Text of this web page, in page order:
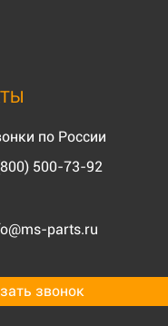
по России
500-73-92
parts.ru
звонок